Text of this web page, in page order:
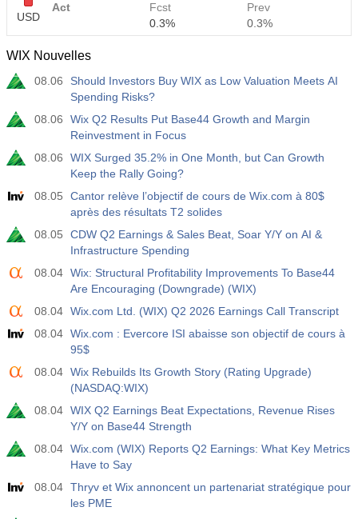
USD
Act
Fcst
0.3%
Prev
0.3%
12:30
USD
Rémunération Horaire Moyenne a/a
Act
Fcst
3.5%
Prev
USD
Masses Salariales Privées Non-Agricoles
Act
Fcst
40 K
Prev
USD
Taux de Chômage U6
Act
Fcst
7.9%
Prev
USD
Baker Hughes Nombre de plates-formes pétrolières
Act
Fcst
Prev
451
17:00
USD
Baker Hughes Nombre total de plates-formes aux
États-Unis
Act
Fcst
Prev
19:00
USD
Crédit à la consommation de la Réserve Fédérale
m/m
Act
Fcst
Prev
WIX Nouvelles
08.06
Should Investors Buy WIX as Low Valuation Meets AI
Spending Risks?
08.06
Wix Q2 Results Put Base44 Growth and Margin
Reinvestment in Focus
08.06
WIX Surged 35.2% in One Month, but Can Growth
Keep the Rally Going?
08.05
Cantor relève l’objectif de cours de Wix.com à 80$
après des résultats T2 solides
08.05
CDW Q2 Earnings & Sales Beat, Soar Y/Y on AI &
Infrastructure Spending
08.04 Wix: Structural Profitability Improvements To Base44
Are Encouraging (Downgrade) (WIX)
08.04 Wix.com Ltd. (WIX) Q2 2026 Earnings Call Transcript
08.04 Wix.com : Evercore ISI abaisse son objectif de cours à
95$
08.04 Wix Rebuilds Its Growth Story (Rating Upgrade)
(NASDAQ:WIX)
08.04 WIX Q2 Earnings Beat Expectations, Revenue Rises
Y/Y on Base44 Strength
08.04 Wix.com (WIX) Reports Q2 Earnings: What Key Metrics
Have to Say
08.04 Thryv et Wix annoncent un partenariat stratégique pour
les PME